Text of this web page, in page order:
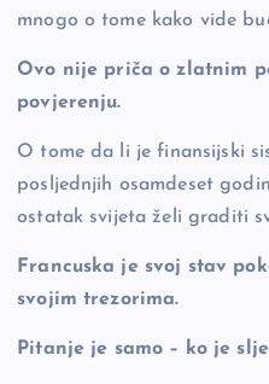
mnogo o tome kako vide
Ovo nije priča o zlatnim
povjerenju.
O tome da li je finansijski
posljednjih osamdeset
ostatak svijeta želi graditi
Francuska je svoj stav
svojim trezorima.
Pitanje je samo – ko je